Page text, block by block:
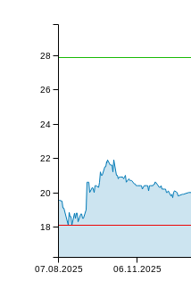
07.08.2025 06.11.2025
18
20
22
24
26
28